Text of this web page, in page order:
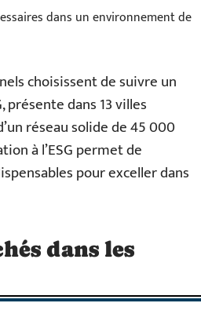
dans un environnement de
choisissent de suivre un
présente dans 13 villes
réseau solide de 45 000
à l’ESG permet de
pour exceller dans
dans les